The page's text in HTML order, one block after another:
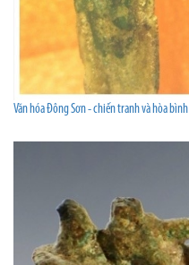
Văn hóa Đông Sơn - chiến tranh và hòa bình